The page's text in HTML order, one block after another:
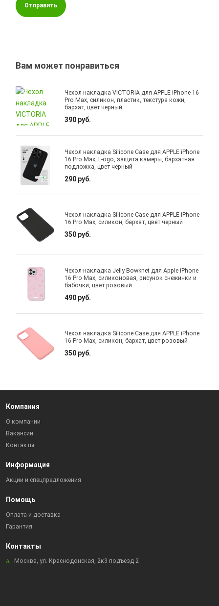
Отправить
Вам может понравиться
Чехол накладка VICTORIA для APPLE iPhone 16
Pro Max, силикон, пластик, текстура кожи,
бархат, цвет черный
390 руб.
Чехол накладка Silicone Case для APPLE iPhone
16 Pro Max, L-ogo, защита камеры, бархатная
подложка, цвет черный
290 руб.
Чехол накладка Silicone Case для APPLE iPhone
16 Pro Max, силикон, бархат, цвет черный
350 руб.
Чехол-накладка Jelly Bowknet для Apple iPhone
16 Pro Max, силиконовая, рисунок снежинки и
бабочки, цвет розовый
490 руб.
Чехол накладка Silicone Case для APPLE iPhone
16 Pro Max, силикон, бархат, цвет розовый
350 руб.
Компания
О компании
Вакансии
Контакты
Информация
Акции и спецпредложения
Помощь
Оплата и доставка
Гарантия
Контакты
Москва, ул. Краснодонская, 2к3 подъезд 2